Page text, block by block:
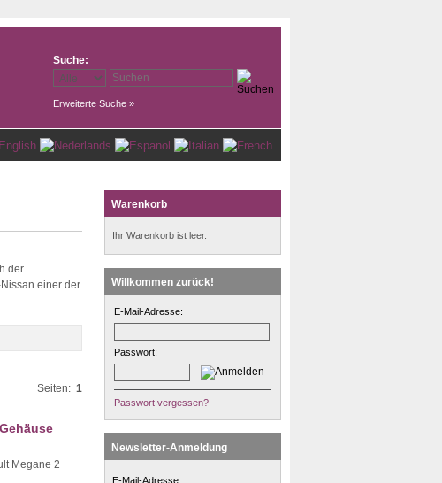
Suche:
Erweiterte Suche »
der
einer der
Seiten: 1
Megane 2
Warenkorb
Ihr Warenkorb ist leer.
Willkommen zurück!
E-Mail-Adresse:
Passwort:
Passwort vergessen?
Newsletter-Anmeldung
E-Mail-Adresse: